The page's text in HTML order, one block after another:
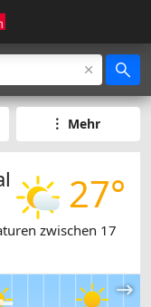
Mehr
27°
zwischen 17